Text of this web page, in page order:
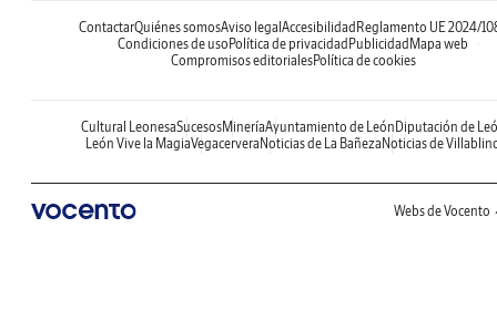
ContactarQuiénes somosAviso legal Accesibilidad Reglamento UE 2024/
Condiciones de uso Política de privacidad Publicidad Mapa web
Compromisos editorialesPolítica de cookies
Cultural LeonesaSucesosMineríaAyuntamiento de León Diputación de
León Vive la MagiaVegacervera Noticias de La Bañeza Noticias de
Webs de Vocento